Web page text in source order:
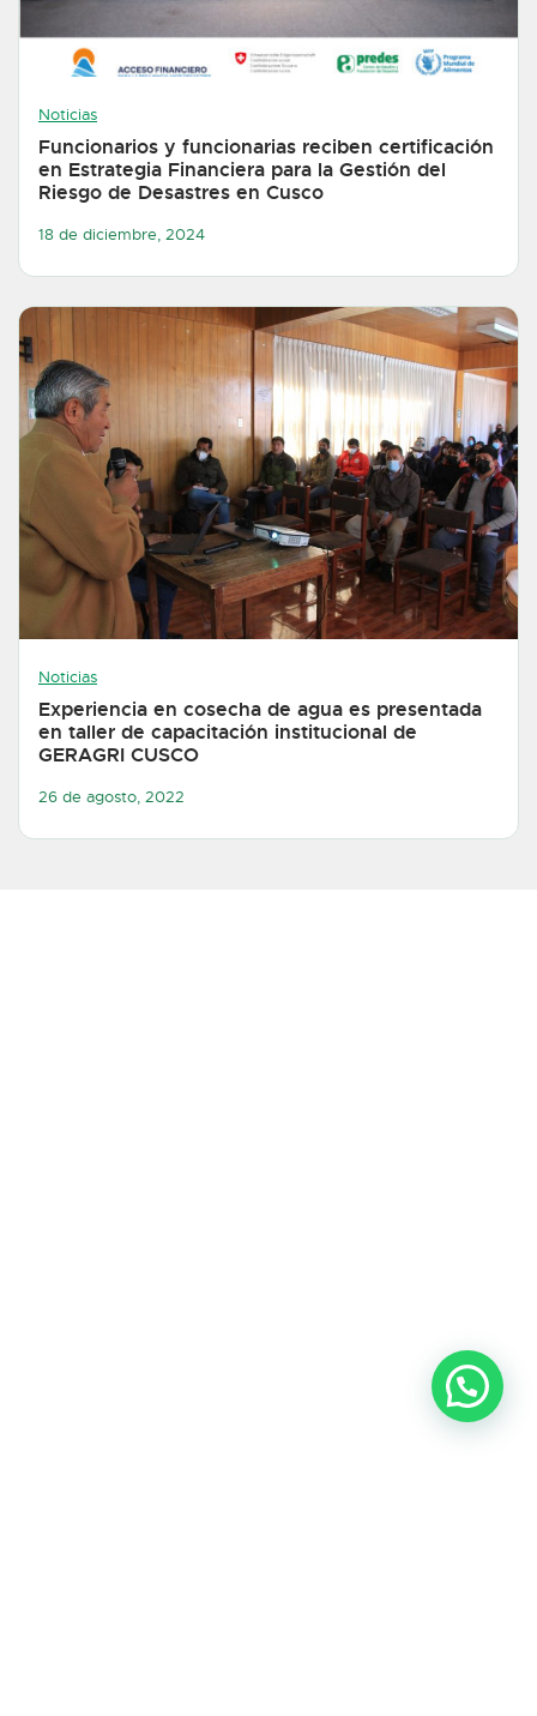
Noticias
Funcionarios y funcionarias reciben certificación
en Estrategia Financiera para la Gestión del
Riesgo de Desastres en Cusco
18 de diciembre, 2024
Noticias
Experiencia en cosecha de agua es presentada
en taller de capacitación institucional de
GERAGRI CUSCO
26 de agosto, 2022